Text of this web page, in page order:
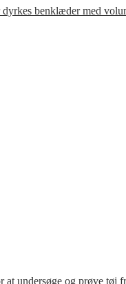
benklæder med
undersøge og prøve tøj